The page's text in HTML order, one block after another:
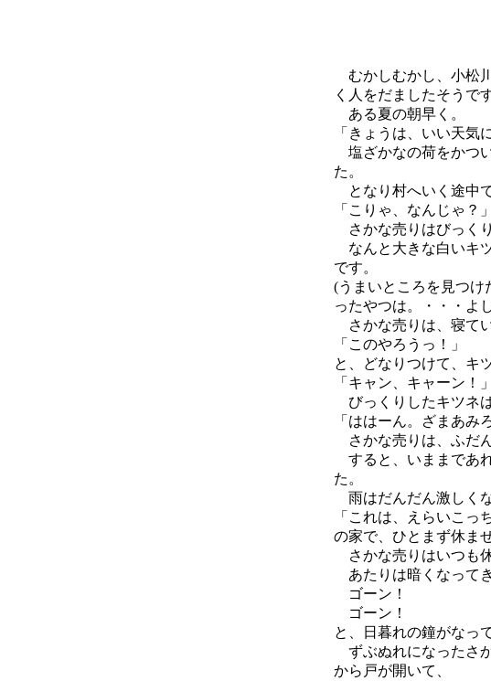
むかしむかし、小松
く人をだましたそうです
ある夏の朝早く。
「きょうは、いい天気
塩ざかなの荷をかつ
た。
となり村へいく途中
「こりゃ、なんじゃ？」
さかな売りはびっく
なんと大きな白いキ
です。
(うまいところを見つけ
ったやつは。・・・よ
さかな売りは、寝て
「このやろうっ！」
と、どなりつけて、キ
「キャン、キャーン！」
びっくりしたキツネ
「ははーん。ざまあみろ
さかな売りは、ふだ
すると、いままであ
た。
雨はだんだん激しく
「これは、えらいこっ
の家で、ひとまず休ま
さかな売りはいつも
あたりは暗くなってき
ゴーン！
ゴーン！
と、日暮れの鐘がなっ
ずぶぬれになったさ
から戸が開いて、